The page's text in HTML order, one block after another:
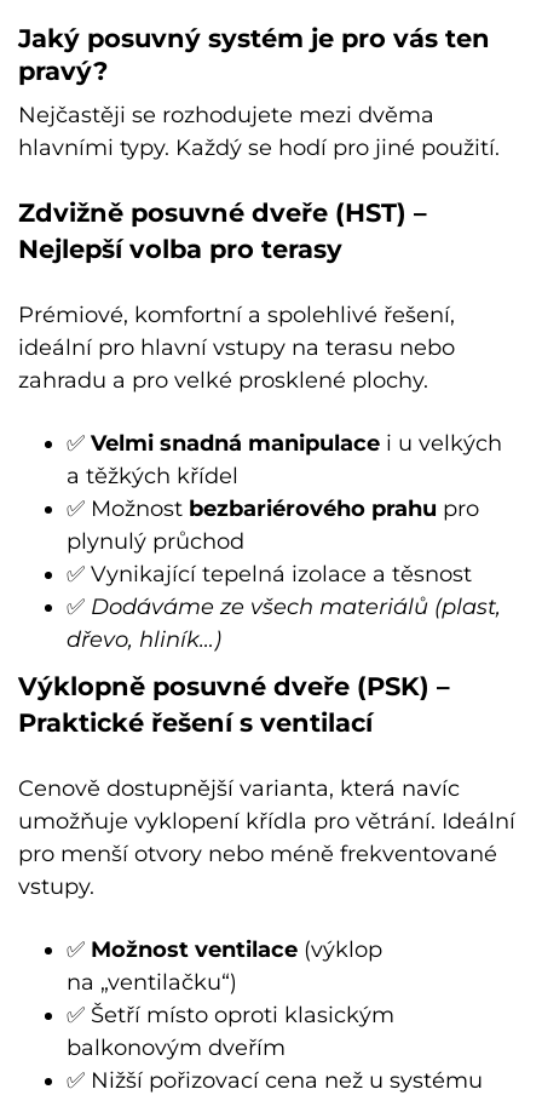
Jaký posuvný systém je pro vás ten
pravý?
Nejčastěji se rozhodujete mezi dvěma
hlavními typy. Každý se hodí pro jiné použití.
Zdvižně posuvné dveře (HST) –
Nejlepší volba pro terasy
Prémiové, komfortní a spolehlivé řešení,
ideální pro hlavní vstupy na terasu nebo
zahradu a pro velké prosklené plochy.
✅ Velmi snadná manipulace i u velkých
a těžkých křídel
✅ Možnost bezbariérového prahu pro
plynulý průchod
✅ Vynikající tepelná izolace a těsnost
✅ Dodáváme ze všech materiálů (plast,
dřevo, hliník…)
Výklopně posuvné dveře (PSK) –
Praktické řešení s ventilací
Cenově dostupnější varianta, která navíc
umožňuje vyklopení křídla pro větrání. Ideální
pro menší otvory nebo méně frekventované
vstupy.
✅ Možnost ventilace (výklop
na „ventilačku“)
✅ Šetří místo oproti klasickým
balkonovým dveřím
✅ Nižší pořizovací cena než u systému